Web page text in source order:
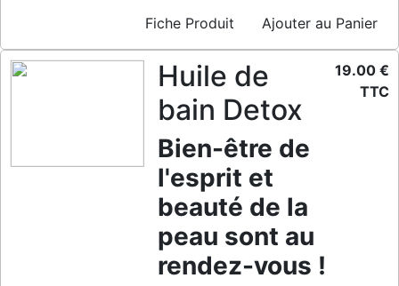
Fiche Produit Ajouter au Panier
Huile de
bain Detox
Bien-être de
l'esprit et
beauté de la
peau sont au
rendez-vous !
19.00 €
TTC